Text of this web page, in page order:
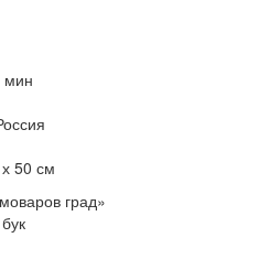
мин
50 см
град»